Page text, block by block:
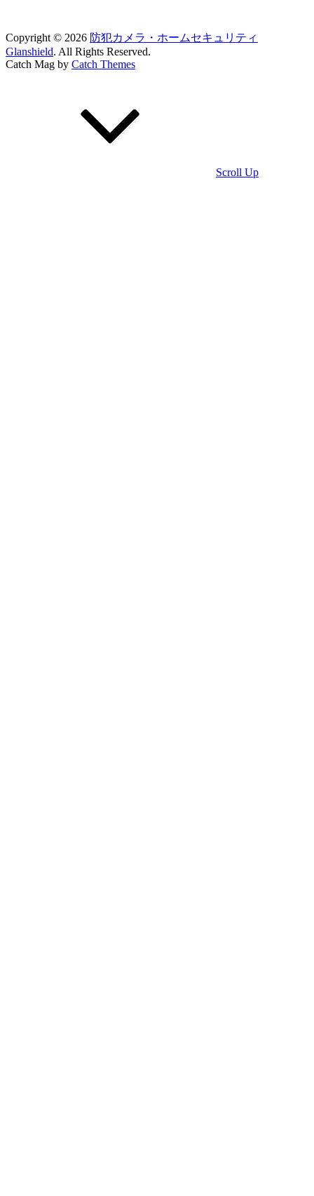
Copyright © 2026 防犯カメラ・ホームセキュリティ
Glanshield. All Rights Reserved.
Catch Mag by Catch Themes
Scroll Up